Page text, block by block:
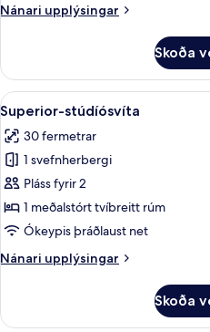
Nánari upplýsingar
Nánari
Skoða
Skoða
allar
myndir
fyrir
Superior-
stúdíósvíta
1
Superior-stúdíósvíta
30 fermetrar
1 svefnherbergi
Pláss fyrir 2
1 meðalstórt tvíbreitt rúm
Ókeypis þráðlaust net
Nánari upplýsingar
Nánari
stúdíósvíta
Skoða